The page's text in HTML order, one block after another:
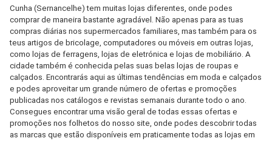
Cunha (Sernancelhe) tem muitas lojas diferentes, onde podes
comprar de maneira bastante agradável. Não apenas para as tuas
compras diárias nos supermercados familiares, mas também para os
teus artigos de bricolage, computadores ou móveis em outras lojas,
como lojas de ferragens, lojas de eletrónica e lojas de mobiliário. A
cidade também é conhecida pelas suas belas lojas de roupas e
calçados. Encontrarás aqui as últimas tendências em moda e calçados
e podes aproveitar um grande número de ofertas e promoções
publicadas nos catálogos e revistas semanais durante todo o ano.
Consegues encontrar uma visão geral de todas essas ofertas e
promoções nos folhetos do nosso site, onde podes descobrir todas
as marcas que estão disponíveis em praticamente todas as lojas em